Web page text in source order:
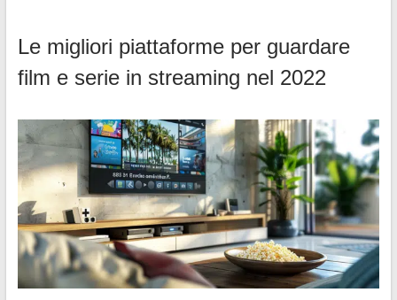
Le migliori piattaforme per guardare
film e serie in streaming nel 2022